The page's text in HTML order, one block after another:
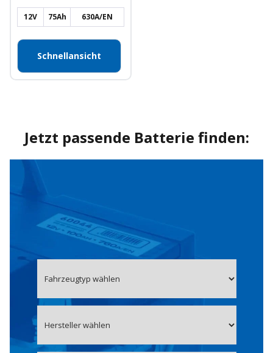
12V 75Ah 630A/EN
Schnellansicht
Jetzt passende Batterie finden: